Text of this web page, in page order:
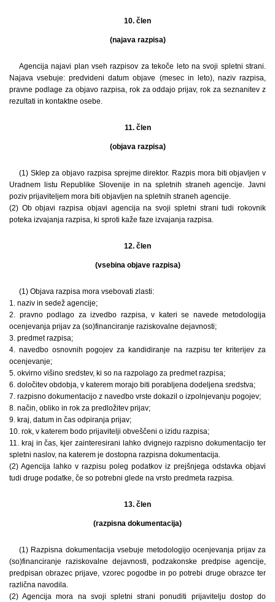
10. člen
(najava razpisa)
Agencija najavi plan vseh razpisov za tekoče leto na svoji spletni strani.
Najava vsebuje: predvideni datum objave (mesec in leto), naziv razpisa,
pravne podlage za objavo razpisa, rok za oddajo prijav, rok za seznanitev z
rezultati in kontaktne osebe.
11. člen
(objava razpisa)
(1) Sklep za objavo razpisa sprejme direktor. Razpis mora biti objavljen v
Uradnem listu Republike Slovenije in na spletnih straneh agencije. Javni
poziv prijaviteljem mora biti objavljen na spletnih straneh agencije.
(2) Ob objavi razpisa objavi agencija na svoji spletni strani tudi rokovnik
poteka izvajanja razpisa, ki sproti kaže faze izvajanja razpisa.
12. člen
(vsebina objave razpisa)
(1) Objava razpisa mora vsebovati zlasti:
1. naziv in sedež agencije;
2. pravno podlago za izvedbo razpisa, v kateri se navede metodologija
ocenjevanja prijav za (so)financiranje raziskovalne dejavnosti;
3. predmet razpisa;
4. navedbo osnovnih pogojev za kandidiranje na razpisu ter kriterijev za
ocenjevanje;
5. okvirno višino sredstev, ki so na razpolago za predmet razpisa;
6. določitev obdobja, v katerem morajo biti porabljena dodeljena sredstva;
7. razpisno dokumentacijo z navedbo vrste dokazil o izpolnjevanju pogojev;
8. način, obliko in rok za predložitev prijav;
9. kraj, datum in čas odpiranja prijav;
10. rok, v katerem bodo prijavitelji obveščeni o izidu razpisa;
11. kraj in čas, kjer zainteresirani lahko dvignejo razpisno dokumentacijo ter
spletni naslov, na katerem je dostopna razpisna dokumentacija.
(2) Agencija lahko v razpisu poleg podatkov iz prejšnjega odstavka objavi
tudi druge podatke, če so potrebni glede na vrsto predmeta razpisa.
13. člen
(razpisna dokumentacija)
(1) Razpisna dokumentacija vsebuje metodologijo ocenjevanja prijav za
(so)financiranje raziskovalne dejavnosti, podzakonske predpise agencije,
predpisan obrazec prijave, vzorec pogodbe in po potrebi druge obrazce ter
različna navodila.
(2) Agencija mora na svoji spletni strani ponuditi prijavitelju dostop do